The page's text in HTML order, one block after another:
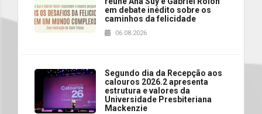
em debate inédito sobre os
caminhos da felicidade
06.08.2026
Segundo dia da Recepção aos
calouros 2026.2 apresenta
estrutura e valores da
Universidade Presbiteriana
Mackenzie